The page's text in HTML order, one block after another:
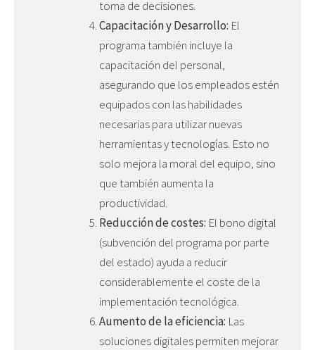
toma de decisiones.
Capacitación y Desarrollo: El
programa también incluye la
capacitación del personal,
asegurando que los empleados estén
equipados con las habilidades
necesarias para utilizar nuevas
herramientas y tecnologías. Esto no
solo mejora la moral del equipo, sino
que también aumenta la
productividad.
Reducción de costes: El bono digital
(subvención del programa por parte
del estado) ayuda a reducir
considerablemente el coste de la
implementación tecnológica.
Aumento de la eficiencia: Las
soluciones digitales permiten mejorar